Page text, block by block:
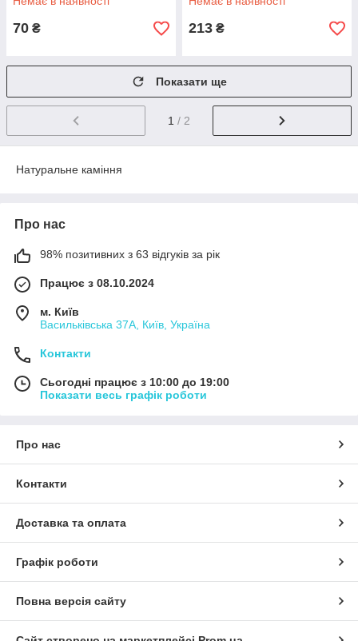
70 ₴ 213 ₴
Показати ще
1 / 2
Натуральне каміння
Про нас
98% позитивних з 63 відгуків за рік
Працює з 08.10.2024
м. Київ
Васильківська 37А, Київ, Україна
Контакти
Сьогодні працює з 10:00 до 19:00
Показати весь графік роботи
Про нас
Контакти
Доставка та оплата
Графік роботи
Повна версія сайту